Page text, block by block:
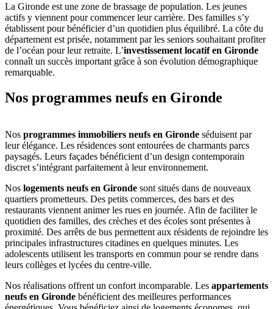
La Gironde est une zone de brassage de population. Les jeunes
actifs y viennent pour commencer leur carrière. Des familles s’y
établissent pour bénéficier d’un quotidien plus équilibré. La côte du
département est prisée, notamment par les seniors souhaitant profiter
de l’océan pour leur retraite. L’investissement locatif en Gironde
connaît un succès important grâce à son évolution démographique
remarquable.
Nos programmes neufs en Gironde
Nos programmes immobiliers neufs en Gironde séduisent par
leur élégance. Les résidences sont entourées de charmants parcs
paysagés. Leurs façades bénéficient d’un design contemporain
discret s’intégrant parfaitement à leur environnement.
Nos logements neufs en Gironde sont situés dans de nouveaux
quartiers prometteurs. Des petits commerces, des bars et des
restaurants viennent animer les rues en journée. Afin de faciliter le
quotidien des familles, des crèches et des écoles sont présentes à
proximité. Des arrêts de bus permettent aux résidents de rejoindre les
principales infrastructures citadines en quelques minutes. Les
adolescents utilisent les transports en commun pour se rendre dans
leurs collèges et lycées du centre-ville.
Nos réalisations offrent un confort incomparable. Les appartements
neufs en Gironde bénéficient des meilleures performances